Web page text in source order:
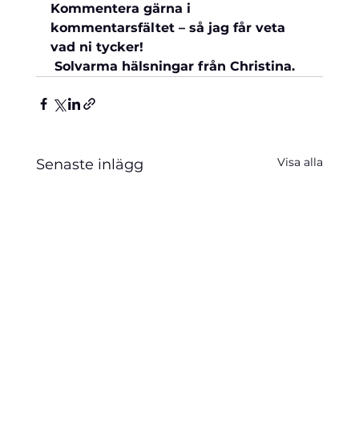
Kommentera gärna i
kommentarsfältet – så jag får veta
vad ni tycker!
Solvarma hälsningar från Christina.
Senaste inlägg Visa alla